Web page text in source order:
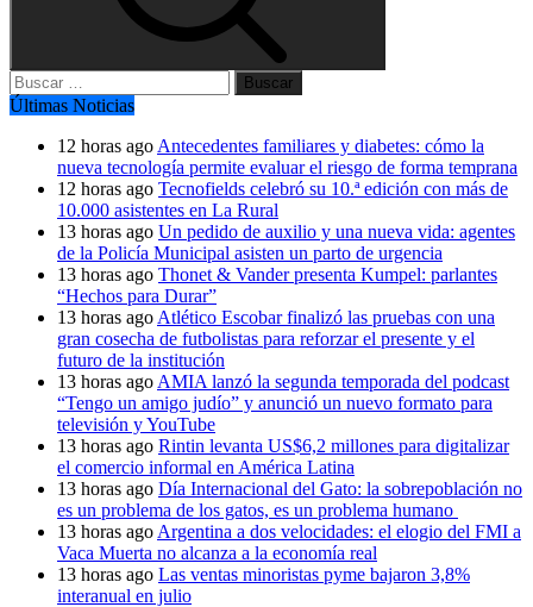
Buscar:
Últimas Noticias
12 horas ago Antecedentes familiares y diabetes: cómo la
nueva tecnología permite evaluar el riesgo de forma temprana
12 horas ago Tecnofields celebró su 10.ª edición con más de
10.000 asistentes en La Rural
13 horas ago Un pedido de auxilio y una nueva vida: agentes
de la Policía Municipal asisten un parto de urgencia
13 horas ago Thonet & Vander presenta Kumpel: parlantes
“Hechos para Durar”
13 horas ago Atlético Escobar finalizó las pruebas con una
gran cosecha de futbolistas para reforzar el presente y el
futuro de la institución
13 horas ago AMIA lanzó la segunda temporada del podcast
“Tengo un amigo judío” y anunció un nuevo formato para
televisión y YouTube
13 horas ago Rintin levanta US$6,2 millones para digitalizar
el comercio informal en América Latina
13 horas ago Día Internacional del Gato: la sobrepoblación no
es un problema de los gatos, es un problema humano
13 horas ago Argentina a dos velocidades: el elogio del FMI a
Vaca Muerta no alcanza a la economía real
13 horas ago Las ventas minoristas pyme bajaron 3,8%
interanual en julio